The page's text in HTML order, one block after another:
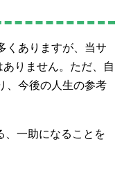
くありますが、当サ
りません。ただ、自
、今後の人生の参考
、一助になることを